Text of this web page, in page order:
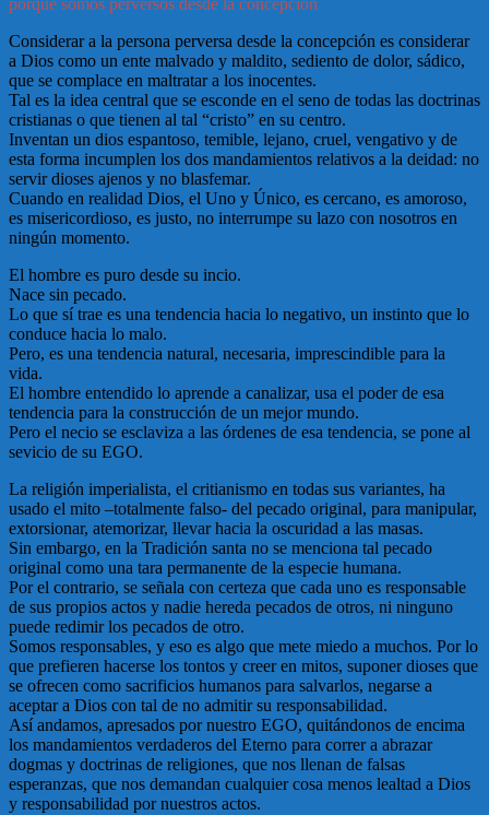
porque somos perversos desde la concepcion
Considerar a la persona perversa desde la concepción es considerar
a Dios como un ente malvado y maldito, sediento de dolor, sádico,
que se complace en maltratar a los inocentes.
Tal es la idea central que se esconde en el seno de todas las doctrinas
cristianas o que tienen al tal “cristo” en su centro.
Inventan un dios espantoso, temible, lejano, cruel, vengativo y de
esta forma incumplen los dos mandamientos relativos a la deidad: no
servir dioses ajenos y no blasfemar.
Cuando en realidad Dios, el Uno y Único, es cercano, es amoroso,
es misericordioso, es justo, no interrumpe su lazo con nosotros en
ningún momento.
El hombre es puro desde su incio.
Nace sin pecado.
Lo que sí trae es una tendencia hacia lo negativo, un instinto que lo
conduce hacia lo malo.
Pero, es una tendencia natural, necesaria, imprescindible para la
vida.
El hombre entendido lo aprende a canalizar, usa el poder de esa
tendencia para la construcción de un mejor mundo.
Pero el necio se esclaviza a las órdenes de esa tendencia, se pone al
sevicio de su EGO.
La religión imperialista, el critianismo en todas sus variantes, ha
usado el mito –totalmente falso- del pecado original, para manipular,
extorsionar, atemorizar, llevar hacia la oscuridad a las masas.
Sin embargo, en la Tradición santa no se menciona tal pecado
original como una tara permanente de la especie humana.
Por el contrario, se señala con certeza que cada uno es responsable
de sus propios actos y nadie hereda pecados de otros, ni ninguno
puede redimir los pecados de otro.
Somos responsables, y eso es algo que mete miedo a muchos. Por lo
que prefieren hacerse los tontos y creer en mitos, suponer dioses que
se ofrecen como sacrificios humanos para salvarlos, negarse a
aceptar a Dios con tal de no admitir su responsabilidad.
Así andamos, apresados por nuestro EGO, quitándonos de encima
los mandamientos verdaderos del Eterno para correr a abrazar
dogmas y doctrinas de religiones, que nos llenan de falsas
esperanzas, que nos demandan cualquier cosa menos lealtad a Dios
y responsabilidad por nuestros actos.